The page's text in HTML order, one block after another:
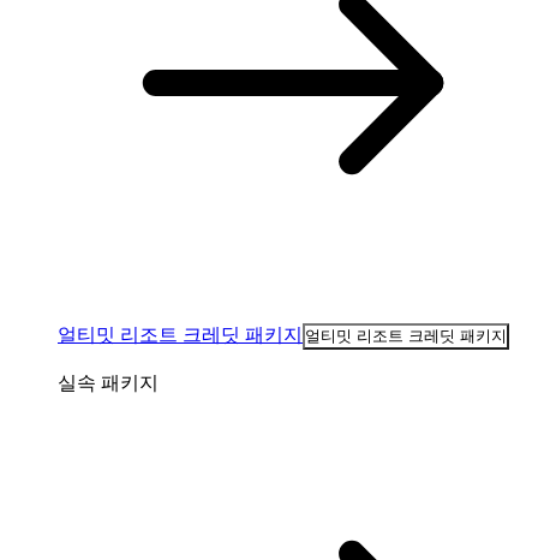
얼티밋 리조트 크레딧 패키지 얼티밋 리조트 크레딧 패키지
실속 패키지